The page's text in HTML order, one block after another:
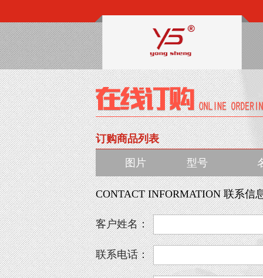
订购商品列表
图片 型号
CONTACT INFORMATION 联系信
客户姓名：
联系电话：